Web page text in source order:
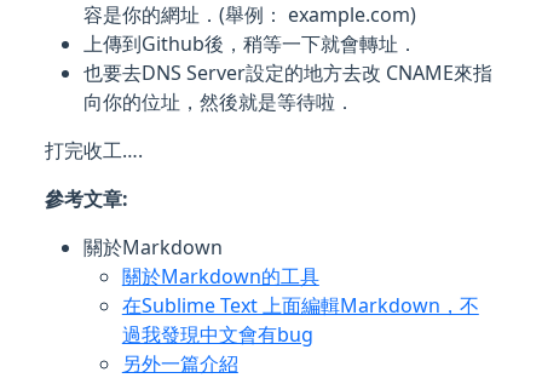
容是你的網址．(舉例： example.com)
上傳到Github後，稍等一下就會轉址．
也要去DNS Server設定的地方去改 CNAME來指
向你的位址，然後就是等待啦．
打完收工….
參考文章:
關於Markdown
關於Markdown的工具
在Sublime Text 上面編輯Markdown，不
過我發現中文會有bug
另外一篇介紹